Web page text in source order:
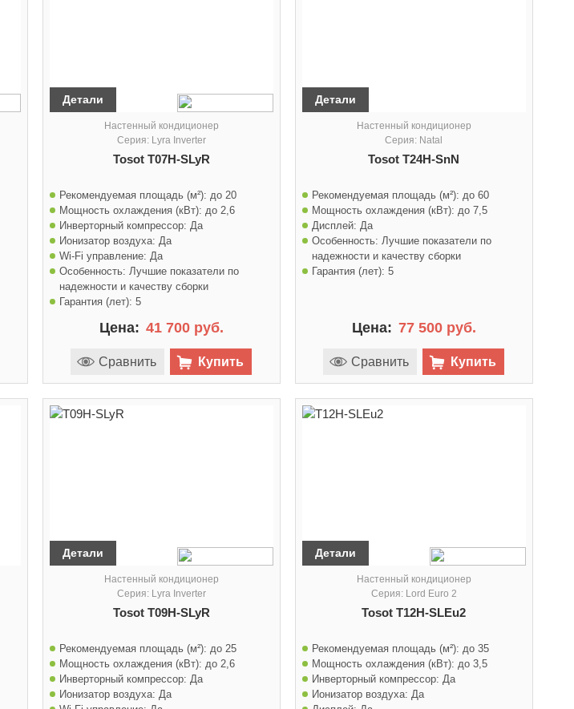
Детали
Настенный кондиционер
Серия: Lyra Inverter
Tosot T07H-SLyR
Рекомендуемая площадь (м²): до 20
Мощность охлаждения (кВт): до 2,6
Инверторный компрессор: Да
Ионизатор воздуха: Да
Wi-Fi управление: Да
Особенность: Лучшие показатели по
надежности и качеству сборки
Гарантия (лет): 5
Цена: 41 700 руб.
Сравнить Купить
Детали
Настенный кондиционер
Серия: Natal
Tosot T24H-SnN
Рекомендуемая площадь (м²): до 60
Мощность охлаждения (кВт): до 7,5
Дисплей: Да
Особенность: Лучшие показатели по
надежности и качеству сборки
Гарантия (лет): 5
Цена: 77 500 руб.
Сравнить Купить
Детали
Настенный кондиционер
Серия: Lyra Inverter
Tosot T09H-SLyR
Рекомендуемая площадь (м²): до 25
Мощность охлаждения (кВт): до 2,6
Инверторный компрессор: Да
Ионизатор воздуха: Да
Детали
Настенный кондиционер
Серия: Lord Euro 2
Tosot T12H-SLEu2
Рекомендуемая площадь (м²): до 35
Мощность охлаждения (кВт): до 3,5
Инверторный компрессор: Да
Ионизатор воздуха: Да